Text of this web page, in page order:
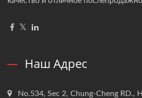
Наш Адрес
No.534, Sec 2, Chung-Cheng RD.,